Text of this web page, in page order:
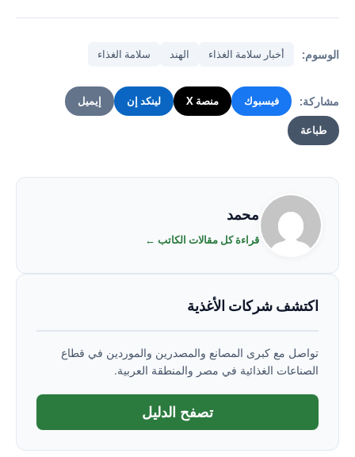
الوسوم: أخبار سلامة الغذاء الهند سلامة الغذاء
مشاركة: فيسبوك منصة X لينكد إن إيميل
طباعة
محمد
قراءة كل مقالات الكاتب ←
اكتشف شركات الأغذية
تواصل مع كبرى المصانع والمصدرين والموردين في قطاع
الصناعات الغذائية في مصر والمنطقة العربية.
تصفح الدليل